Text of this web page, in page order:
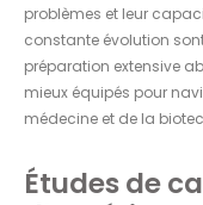
problèmes et leur
constante évolution
préparation extensive
mieux équipés pour
médecine et de la
Études de